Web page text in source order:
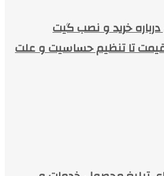
خرید و نصب گیت
تا تنظیم حساسیت و علت